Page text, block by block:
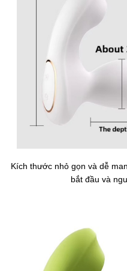
Kích thước nhỏ gọn và dễ
bắt đầu và